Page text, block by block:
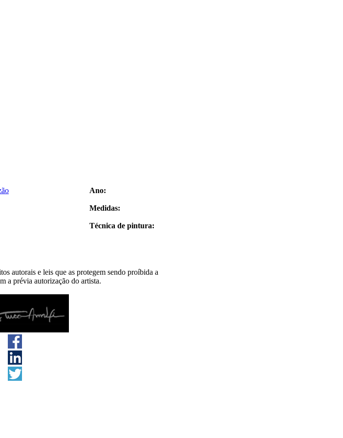
Ano:
Medidas:
Técnica de pintura:
autorais e leis que as protegem sendo proíbida a
a prévia autorização do artista.